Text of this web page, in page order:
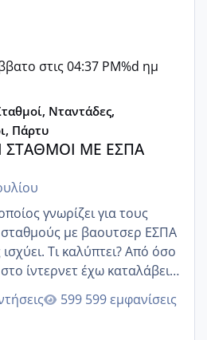
στις 04:37 PM%d ημ
Νταντάδες,
Πάρτυ
ΣΤΑΘΜΟΙ ΜΕ ΕΣΠΑ
γνωρίζει για τους
σταθμούς με βαουτσερ ΕΣΠΑ
Τι καλύπτει? Από όσο
ίντερνετ έχω καταλάβει
καλύπτει όλα τα
τα τροφεια του ιδιωτικού
599 εμφανίσεις